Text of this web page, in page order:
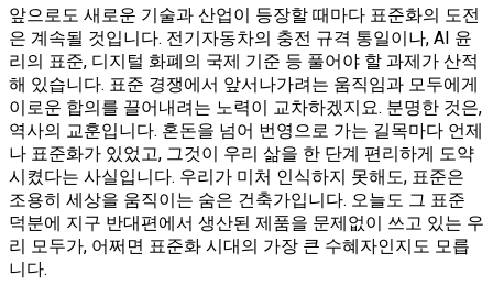
앞으로도 새로운 기술과 산업이 등장할 때마다 표준화의 도전
은 계속될 것입니다. 전기자동차의 충전 규격 통일이나, AI 윤
리의 표준, 디지털 화폐의 국제 기준 등 풀어야 할 과제가 산적
해 있습니다. 표준 경쟁에서 앞서나가려는 움직임과 모두에게
이로운 합의를 끌어내려는 노력이 교차하겠지요. 분명한 것은,
역사의 교훈입니다. 혼돈을 넘어 번영으로 가는 길목마다 언제
나 표준화가 있었고, 그것이 우리 삶을 한 단계 편리하게 도약
시켰다는 사실입니다. 우리가 미처 인식하지 못해도, 표준은
조용히 세상을 움직이는 숨은 건축가입니다. 오늘도 그 표준
덕분에 지구 반대편에서 생산된 제품을 문제없이 쓰고 있는 우
리 모두가, 어쩌면 표준화 시대의 가장 큰 수혜자인지도 모릅
니다.